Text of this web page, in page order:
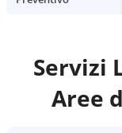
Servizi
Aree